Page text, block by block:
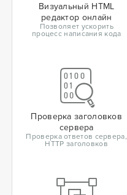
Визуальный HTML
редактор онлайн
Позволяет ускорить
процесс написания кода
Проверка заголовков
сервера
Проверка ответов сервера,
HTTP заголовков